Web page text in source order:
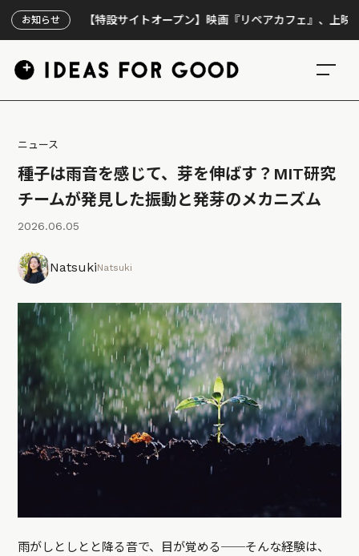
お知らせ【特設サイトオープン】映画『リペアカフェ』、上映300回の
ニュース
種子は雨音を感じて、芽を伸ばす？MIT研究
チームが発見した振動と発芽のメカニズム
2026.06.05
NatsukiNatsuki
雨がしとしとと降る音で、目が覚める──そんな経験は、